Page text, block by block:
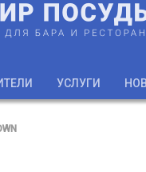
УСЛУГИ